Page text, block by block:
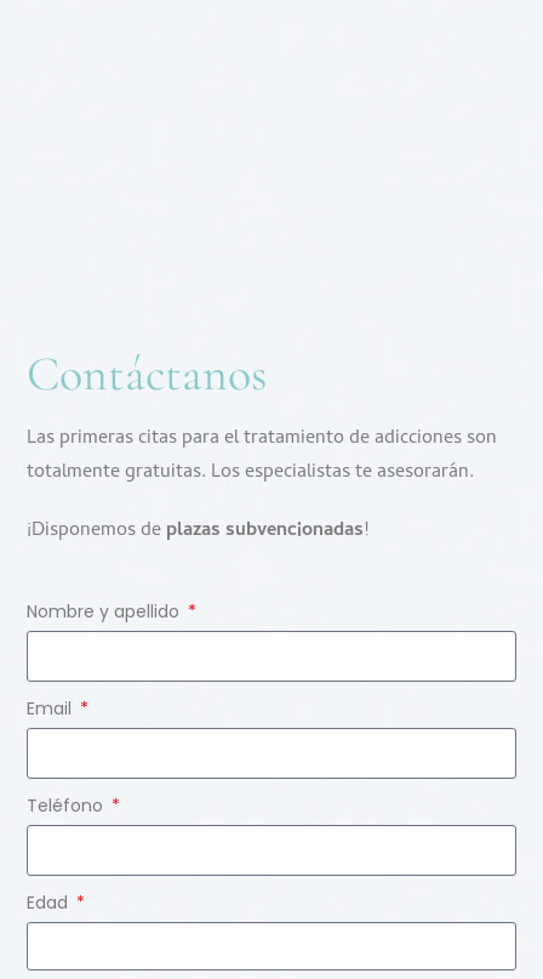
Contáctanos
Las primeras citas para el tratamiento de adicciones son
totalmente gratuitas. Los especialistas te asesorarán.
¡Disponemos deplazas subvencionadas!
Nombre y apellido
Email
Teléfono
Edad